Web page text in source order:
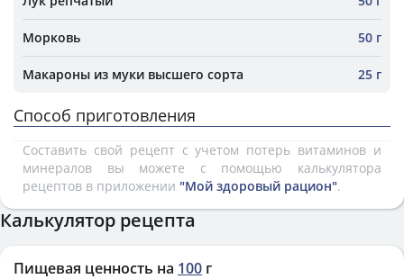
Морковь 50 г
Макароны из муки высшего сорта 25 г
Способ приготовления
Составить свой рецепт с учетом потерь витаминов и
минералов вы можете с помощью калькулятора
рецептов в приложении "Мой здоровый рацион".
Калькулятор рецепта
Пищевая ценность на 100 г